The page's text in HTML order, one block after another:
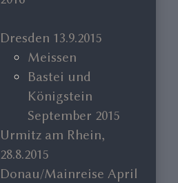
Dresden 13.9.2015
Meissen
Bastei und
Königstein
September 2015
Urmitz am Rhein,
28.8.2015
Donau/Mainreise April